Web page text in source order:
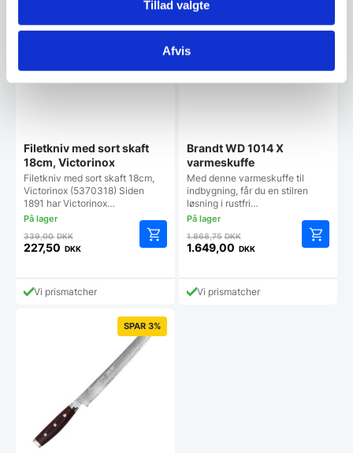
Tillad valgte
Afvis
Filetkniv med sort skaft
18cm, Victorinox
Filetkniv med sort skaft 18cm,
Victorinox (5370318) Siden
1891 har Victorinox…
339,00DKKDen
oprindelige
var:
339,00 DKK.
227,50 DKK
aktuelle
prisVi prismatcher
Brandt WD 1014 X
varmeskuffe
Med denne varmeskuffe til
indbygning, får du en stilren
løsning i rustfri…
1.868,75DKKDen
oprindelige
var:
1.868,75 DKK.
1.649,00 DKK
aktuelle
prisVi prismatcher
SPAR 3%